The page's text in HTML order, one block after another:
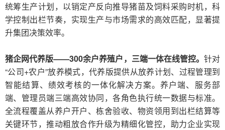
统筹生产计划，以销定产反向推导猪苗及饲料采购时机，科
学控制出栏节奏，实现生产与市场需求的高效匹配，显著提
升集团决策效率。
猪企网代养版——300余户养殖户，三端一体在线管控。 针对
“公司+农户”放养模式，代养版提供从放养计划、过程管理到
智能结算、绩效考核的一体化解决方案。养户端、服务部
端、管理员端三端高效协同，各角色执行统一数据与标准。
全流程覆盖从养户开户、栋舍验收、物资领用到出栏结算等
关键环节，推动粗放合作升级为精细化管控，助力企业实现